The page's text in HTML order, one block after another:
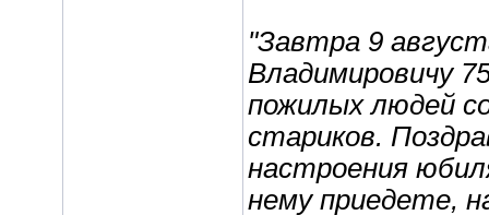
"Завтра 9
Владимировичу
пожилых людей
стариков.
настроения
нему приедете,